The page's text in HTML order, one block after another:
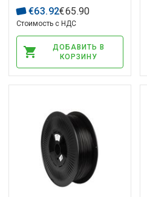
€63.92€65.90
Стоимость с НДС
ДОБАВИТЬ В
КОРЗИНУ